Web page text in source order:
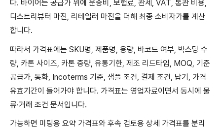
다. 바이어는 공급가 위에 운송비, 보험료, 관세, VAT, 통관 비용,
디스트리뷰터 마진, 리테일러 마진을 더해 최종 소비자가를 계산
합니다.
따라서 가격표에는 SKU명, 제품명, 용량, 바코드 여부, 박스당 수
량, 카톤 사이즈, 카톤 중량, 유통기한, 제조 리드타임, MOQ, 기준
공급가, 통화, Incoterms 기준, 샘플 조건, 결제 조건, 납기, 가격
유효기간이 들어가야 합니다. 가격표는 영업자료이면서 동시에 물
류·거래 조건 문서입니다.
가능하면 미팅용 요약 가격표와 후속 검토용 상세 가격표를 분리